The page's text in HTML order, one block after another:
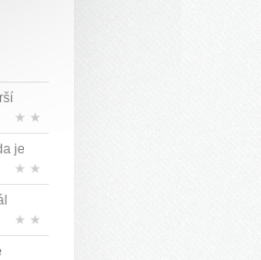
★ ★
je
★ ★
★ ★